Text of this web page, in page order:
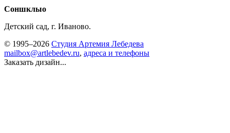
Соншклыо
Детский сад, г. Иваново.
© 1995–2026 Студия Артемия Лебедева
mailbox@artlebedev.ru, адреса и телефоны
Заказать дизайн...